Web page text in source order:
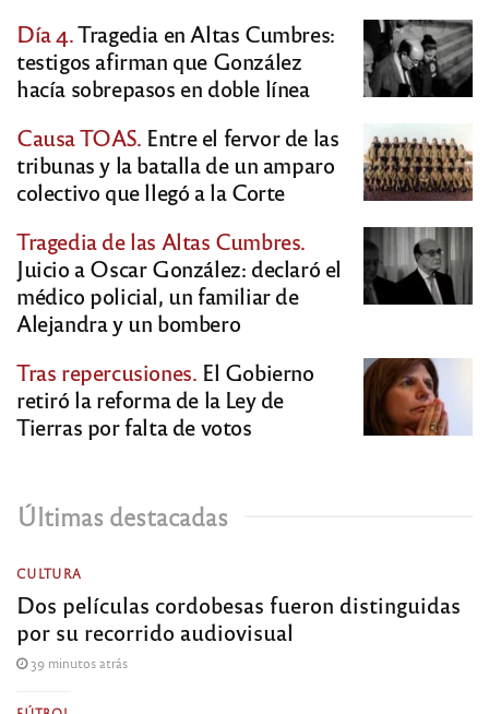
Día 4.Tragedia en Altas Cumbres:
testigos afirman que González
hacía sobrepasos en doble línea
Causa TOAS. Entre el fervor de las
tribunas y la batalla de un amparo
colectivo que llegó a la Corte
Tragedia de las Altas Cumbres.
Juicio a Oscar González: declaró el
médico policial, un familiar de
Alejandra y un bombero
Tras repercusiones. El Gobierno
retiró la reforma de la Ley de
Tierras por falta de votos
Últimas destacadas
CULTURA
Dos películas cordobesas fueron distinguidas
por su recorrido audiovisual
39 minutos atrás